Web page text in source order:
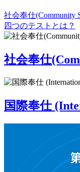
社会奉仕(Community
四つのテストとは？
社会奉仕
国際奉仕